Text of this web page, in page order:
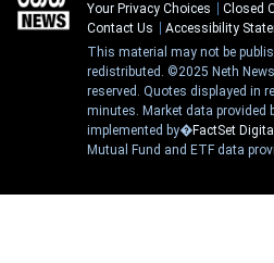
Your Privacy Choices
Closed
Contact Us
Accessibility
This material may not be
redistributed. ©2025 Neth
reserved. Quotes displayed in
minutes. Market data provided
implemented by�FactSet
Mutual Fund and ETF data